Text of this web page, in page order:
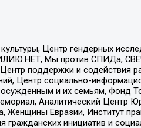
Центр гендерных
Мы против СПИДа,
поддержки и содействия
Центр социально-
и их семьям, Фонд
Аналитический Центр
Женщины Евразии, Институт
инициатив и